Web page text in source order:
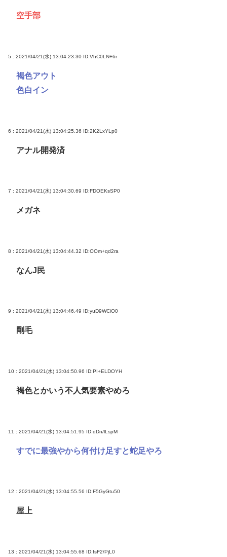
空手部
5 : 2021/04/21(水) 13:04:23.30 ID:VhC0LN+6r
褐色アウト
色白イン
6 : 2021/04/21(水) 13:04:25.36 ID:2K2LxYLp0
アナル開発済
7 : 2021/04/21(水) 13:04:30.69 ID:FDOEKsSP0
メガネ
8 : 2021/04/21(水) 13:04:44.32 ID:OOm+qd2ra
なんJ民
9 : 2021/04/21(水) 13:04:46.49 ID:yuD9WCiO0
剛毛
10 : 2021/04/21(水) 13:04:50.96 ID:PI+ELDOYH
褐色とかいう不人気要素やめろ
11 : 2021/04/21(水) 13:04:51.95 ID:qDn/lLspM
すでに最強やから何付け足すと蛇足やろ
12 : 2021/04/21(水) 13:04:55.56 ID:F5GyGtu50
屋上
13 : 2021/04/21(水) 13:04:55.68 ID:fsF2/PjL0